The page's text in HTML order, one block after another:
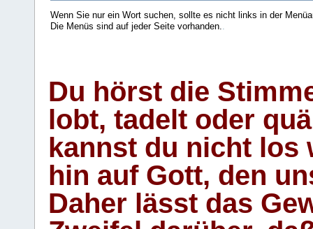
Wenn Sie nur ein Wort suchen, sollte es nicht links in der
Die Menüs sind auf jeder Seite vorhanden.
Du hörst die
lobt, tadelt oder
kannst du nicht los
hin auf Gott, den
Daher lässt das